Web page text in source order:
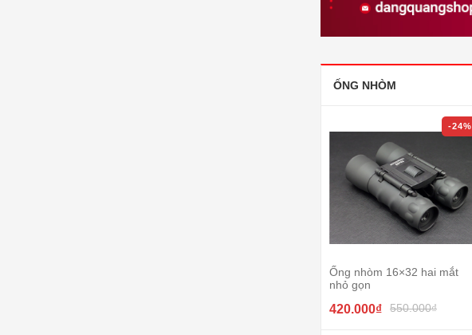
ỐNG NHÒM
-24%
Ống nhòm 16×32 hai mắt
nhỏ gọn
420.000₫ 550.000₫